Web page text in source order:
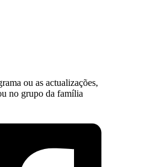
ou as actualizações,
no grupo da família